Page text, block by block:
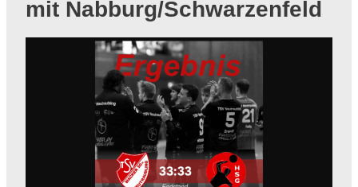
mit Nabburg/Schwarzenfeld